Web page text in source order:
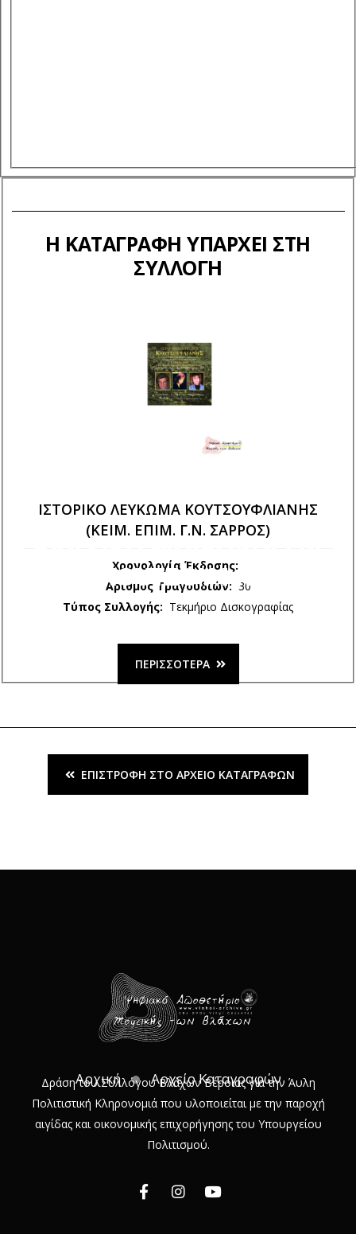
ΒΛΆΧΙΚΟ ΜΟΙΡΟΛΌΙ ΓΙΑ
ΤΗΝ ΚΟΥΤΣΟΎΦΛΙΑΝΗ
Αρχική Αρχείο Καταγραφών
Η ΚΑΤΑΓΡΑΦΉ ΥΠΆΡΧΕΙ ΣΤΗ
ΣΥΛΛΟΓΉ
ΙΣΤΟΡΙΚΟ ΛΕΥΚΩΜΑ ΚΟΥΤΣΟΥΦΛΙΑΝΗΣ
(ΚΕΙΜ. ΕΠΙΜ. Γ.Ν. ΣΑΡΡΟΣ)
Χρονολογία Έκδοσης:
Αριθμός Τραγουδιών: 30
Τύπος Συλλογής: Τεκμήριο Δισκογραφίας
ΠΕΡΙΣΣΌΤΕΡΑ
ΕΠΙΣΤΡΟΦΉ ΣΤΟ ΑΡΧΕΊΟ ΚΑΤΑΓΡΑΦΏΝ
Δράση του Συλλόγου Βλάχων Βέροιας για την Άυλη
Πολιτιστική Κληρονομιά που υλοποιείται με την παροχή
αιγίδας και οικονομικής επιχορήγησης του Υπουργείου
Πολιτισμού.